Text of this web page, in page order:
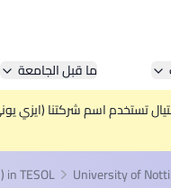
ما قبل الجامعة
تستخدم اسم شركتنا (ايزي
University of
in TESOL